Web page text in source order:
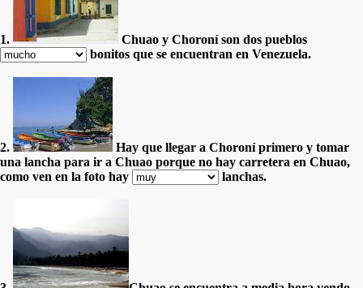
1.
Chuao y Choroní son dos pueblos
bonitos que se encuentran en Venezuela.
2.
Hay que llegar a Choroní primero y tomar
una lancha para ir a Chuao porque no hay carretera en Chuao,
como ven en la foto hay
lanchas.